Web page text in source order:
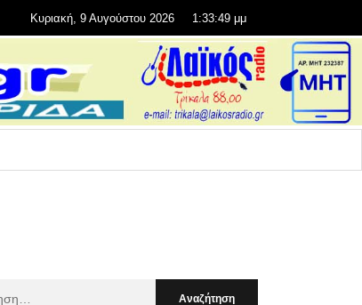
Κυριακή, 9 Αυγούστου 2026 1:33:51 μμ